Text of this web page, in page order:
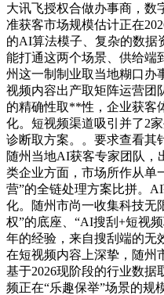
大讯飞授权合做办事商，数
准获客市场规模估计正在
的AI算法模子、复杂的数据
能打通这两个场景、供给端
州这一制制业取当地糊口办
视频内容出产取矩阵运营团
的精确性取**性，企业获客
化。短视频渠道吸引并了2
诊断取方案。。要求查看其
随州当地AI获客专家团队，
类企业方面，市场所作从单
营”的全链处理方案比拼。
化。随州市尚一收集科技无
权”的底座、“AI搜刮+短视
年的经验，来自搜刮端的无
在短视频内容上深挚，随州
基于2026现阶段的行业数
频正在“乐趣保举”场景的规